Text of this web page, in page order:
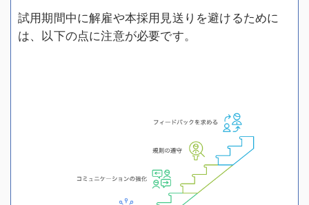
試用期間中に解雇や本採用見送りを避けるために
は、以下の点に注意が必要です。